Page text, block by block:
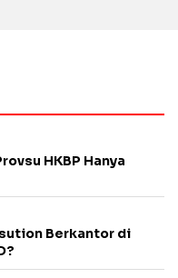
HKBP Hanya
Berkantor di